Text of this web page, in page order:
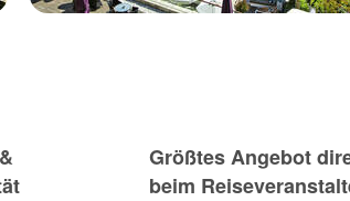
Größtes Angebot
beim